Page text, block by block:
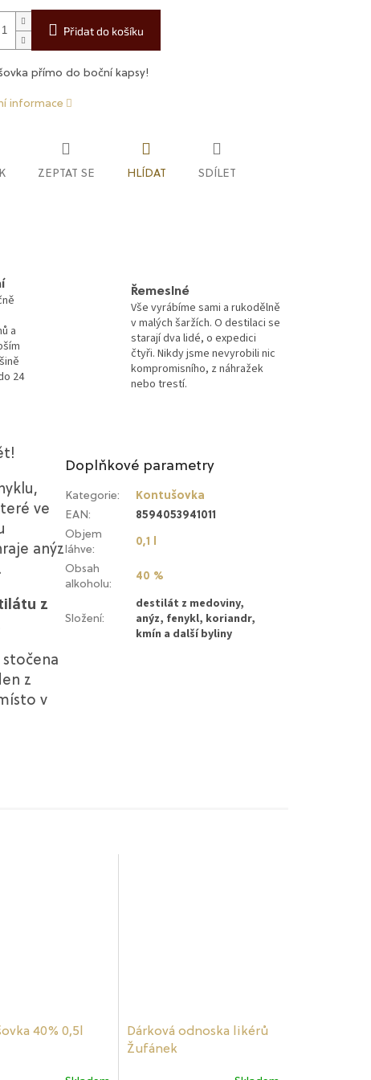
Přidat do košíku
přímo do boční kapsy!
informace
ZEPTAT SE HLÍDAT SDÍLET
a
24
Řemeslné
Vše vyrábíme sami a rukodělně
v malých šaržích. O destilaci se
starají dva lidé, o expedici
čtyři. Nikdy jsme nevyrobili nic
kompromisního, z náhražek
nebo trestí.
ve
anýz
z
stočena
z
v
Doplňkové parametry
Kategorie:
Kontušovka
EAN:
8594053941011
Objem
láhve:
0,1 l
Obsah
alkoholu:
40 %
Složení:
destilát z medoviny,
anýz, fenykl, koriandr,
kmín a další byliny
40% 0,5l
Dárková odnoska likérů
Žufánek